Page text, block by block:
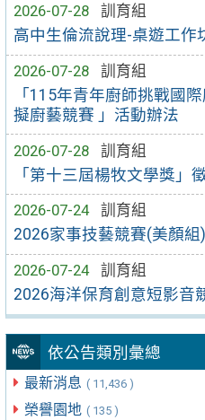
2026-07-28
訓育組
高中生倫流說理-桌遊工作
2026-07-28
訓育組
「115年青年廚師挑戰國
擬廚藝競賽 」活動辦法
2026-07-28
訓育組
「第十三屆楊牧文學獎」
2026-07-24
訓育組
2026家事技藝競賽(美顏
2026-07-24
訓育組
2026海洋保育創意短影音
依公告類別彙總
最新消息 ( 11,436 )
榮譽園地 ( 135 )